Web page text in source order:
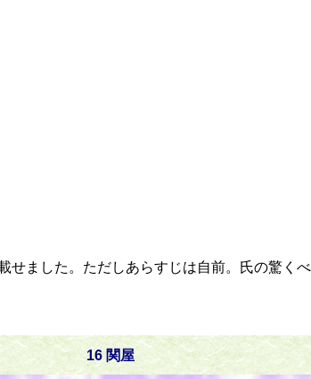
せました。ただしあらすじは自前。氏の驚くべ
16 関屋